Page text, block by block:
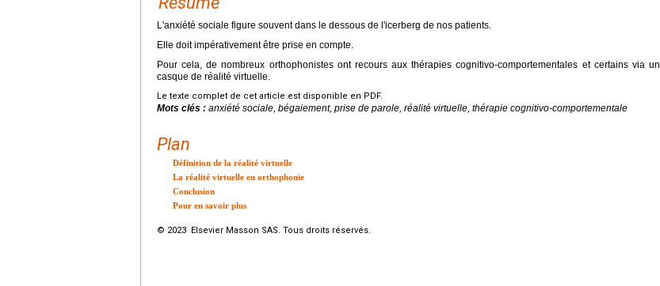
L'anxiété sociale figure souvent dans le dessous de l'icerberg de nos patients.
Elle doit impérativement être prise en compte.
Pour cela, de nombreux orthophonistes ont recours aux thérapies cognitivo-comportementales et certains via un
casque de réalité virtuelle.
Le texte complet de cet article est disponible en PDF.
Mots clés : anxiété sociale, bégaiement, prise de parole, réalité virtuelle, thérapie cognitivo-comportementale
Plan
Définition de la réalité virtuelle
La réalité virtuelle en orthophonie
Conclusion
Pour en savoir plus
© 2023 Elsevier Masson SAS. Tous droits réservés.